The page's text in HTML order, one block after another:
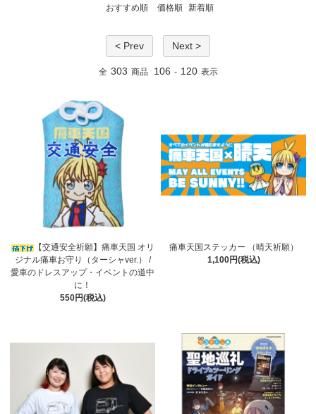
おすすめ順 価格順 新着順
< Prev Next >
全 303 商品 106 - 120 表示
【交通安全祈願】痛車天国 オリ
ジナル痛車お守り（ターシャver.） /
愛車のドレスアップ・イベントの道中
に！
550円(税込)
痛車天国ステッカー （晴天祈願）
1,100円(税込)